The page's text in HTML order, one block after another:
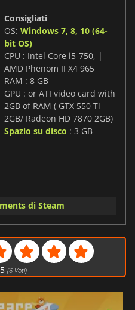
Consigliati
OS: Windows 7, 8, 10 (64-
bit OS)
CPU : Intel Core i5-750, |
AMD Phenom II X4 965
RAM : 8 GB
GPU : or ATI video card with
2GB of RAM ( GTX 550 Ti
2GB/ Radeon HD 7870 2GB)
Spazio su disco : 3 GB
di Steam
5 (6Voti)